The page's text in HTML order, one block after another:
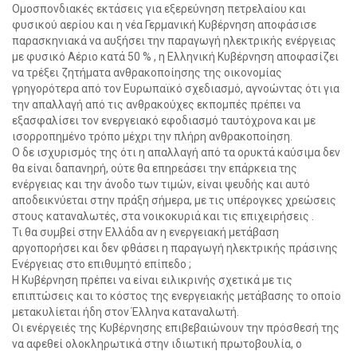
Ομοσπονδιακές εκτάσεις για εξερεύνηση πετρελαίου και
φυσικού αερίου και η νέα Γερμανική Κυβέρνηση αποφάσισε
παρασκηνιακά να αυξήσει την παραγωγή ηλεκτρικής ενέργειας
με φυσικό Αέριο κατά 50 % , η Ελληνική Κυβέρνηση αποφασίζει
να τρέξει ζητήματα ανθρακοποίησης της οικονομίας
γρηγορότερα από τον Ευρωπαϊκό σχεδιασμό, αγνοώντας ότι για
την απαλλαγή από τις ανθρακούχες εκπομπές πρέπει να
εξασφαλίσει τον ενεργειακό εφοδιασμό ταυτόχρονα και με
ισορροπημένο τρόπο μέχρι την πλήρη ανθρακοποίηση.
Ο δε ισχυρισμός της ότι η απαλλαγή από τα ορυκτά καύσιμα δεν
θα είναι δαπανηρή, ούτε θα επηρεάσει την επάρκεια της
ενέργειας και την άνοδο των τιμών, είναι ψευδής και αυτό
αποδεικνύεται στην πράξη σήμερα, με τις υπέρογκες χρεώσεις
στους καταναλωτές, στα νοικοκυριά και τις επιχειρήσεις .
Τι θα συμβεί στην Ελλάδα αν η ενεργειακή μετάβαση
αργοπορήσει και δεν φθάσει η παραγωγή ηλεκτρικής πράσινης
Ενέργειας στο επιθυμητό επίπεδο ;
Η Κυβέρνηση πρέπει να είναι ειλικρινής σχετικά με τις
επιπτώσεις και το κόστος της ενεργειακής μετάβασης το οποίο
μετακυλίεται ήδη στον Έλληνα καταναλωτή.
Οι ενέργειές της Κυβέρνησης επιβεβαιώνουν την πρόσθεσή της
να αφεθεί ολοκληρωτικά στην ιδιωτική πρωτοβουλία, ο